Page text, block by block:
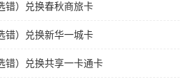
错）兑换春秋商旅卡
错）兑换新华一城卡
错）兑换共享一卡通卡